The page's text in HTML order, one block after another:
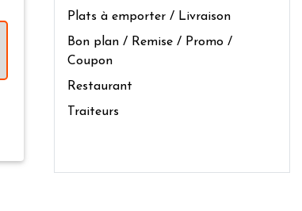
Plats à emporter / Livraison
Bon plan / Remise / Promo /
Coupon
Restaurant
Traiteurs